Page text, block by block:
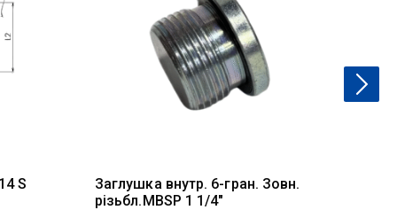
S
Заглушка внутр. 6-гран. Зовн.
різьбл.MBSP 1 1/4"